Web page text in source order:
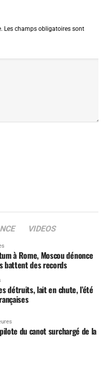
Les champs obligatoires sont
VIDEOS
à Rome, Moscou dénonce
battent des records
détruits, lait en chute, l’été
du canot surchargé de la